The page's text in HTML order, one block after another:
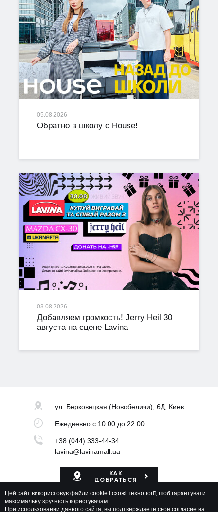
05.08.2026
Обратно в школу с House!
03.08.2026
Добавляем громкость! Jerry Heil 30
августа на сцене Lavina
ул. Берковецкая (Новобеличи), 6Д, Киев
Ежедневнос 10:00 до 22:00
+38 (044) 333-44-34
lavina@lavinamall.ua
КАК
ДОБРАТЬСЯ
Карта ТРЦ
Цей сайт використовує файли cookie і схожі технології, щоб гарантувати
максимальну зручність користувачам.
При использовании данного сайта, вы подтверждаете свое согласие на